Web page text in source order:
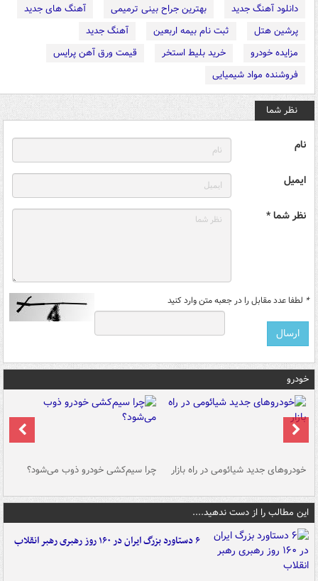
دانلود آهنگ جدید
بهترین جراح بینی ترمیمی
آهنگ های جدید
پرشین هتل
ثبت نام بیمه اربعین
آهنگ جدید
مزایده خودرو
خرید بلیط استخر
قیمت ورق آهن پرایس
فروشنده مواد شیمیایی
نظر شما
نام
ایمیل
نظر شما *
* لطفا عدد مقابل را در جعبه متن وارد کنید
خودرو
خودروهای جدید شیائومی در راه بازار چرا سیم‌کشی خودرو ذوب می‌شود؟
این مطالب را از دست ندهید....
۶ دستاورد بزرگ ایران در ۱۶۰ روز رهبری رهبر انقلاب